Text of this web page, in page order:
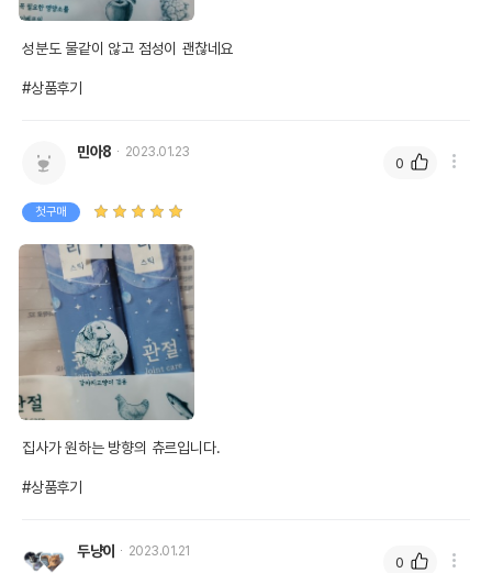
성분도 물같이 않고 점성이 괜찮네요
#상품후기
민아8 2023.01.23
첫구매
집사가 원하는 방향의 츄르입니다.
#상품후기
0
두냥이 2023.01.21
0